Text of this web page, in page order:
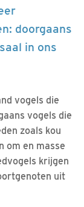
doorgaans
in ons
vogels die
vogels die
zoals kou
om en masse
krijgen
uit